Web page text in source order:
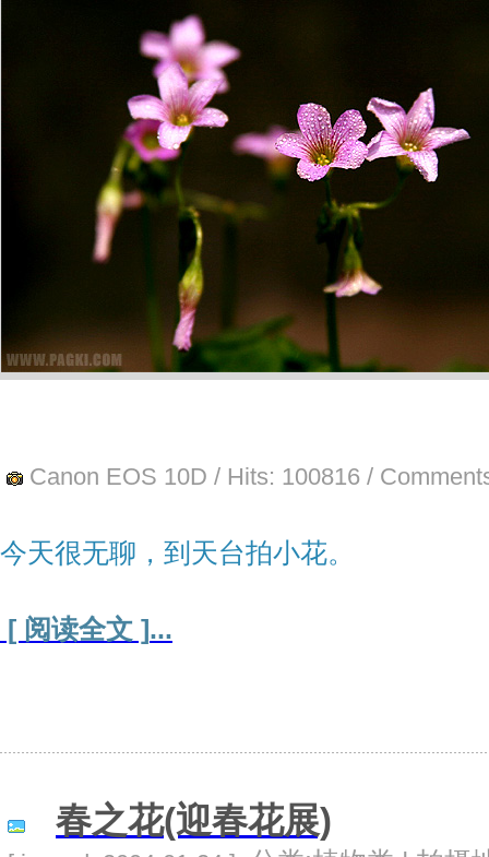
Canon EOS 10D / Hits: 100816 /
今天很无聊，到天台拍小花。
[ 阅读全文 ]...
春之花(迎春花展)